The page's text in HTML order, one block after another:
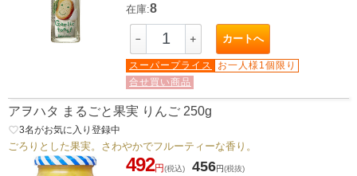
在庫:8
－ ＋ カートへ
スーパープライス
お一人様1個限り
合せ買い商品
アヲハタ まるごと果実 りんご 250g
favorite_border3名がお気に入り登録中
ごろりとした果実。さわやかでフルーティーな香り。
492円(税込) 456円(税抜)